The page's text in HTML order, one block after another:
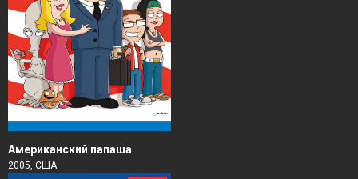
Американский папаша
2005, США